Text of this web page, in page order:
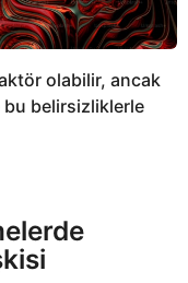
olabilir, ancak
bu belirsizliklerle